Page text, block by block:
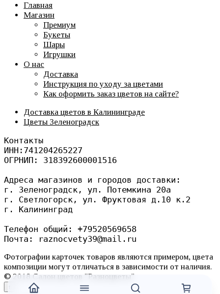
Главная
Магазин
Премиум
Букеты
Шары
Игрушки
О нас
Доставка
Инструкция по уходу за цветами
Как оформить заказ цветов на сайте?
Доставка цветов в Калининграде
Цветы Зеленоградск
Контакты
ИНН:741204265227
ОГРНИП: 318392600001516
Адреса магазинов и городов доставки:
г. Зеленоградск, ул. Потемкина 20а
г. Светлогорск, ул. Фруктовая д.10 к.2
г. Калининград
Телефон общий: +79520569658
Почта: raznocvety39@mail.ru
Фотографии карточек товаров являются примером, цвета
композиции могут отличаться в зависимости от наличия.
© 2018 Салон цветов "Разноцветы"